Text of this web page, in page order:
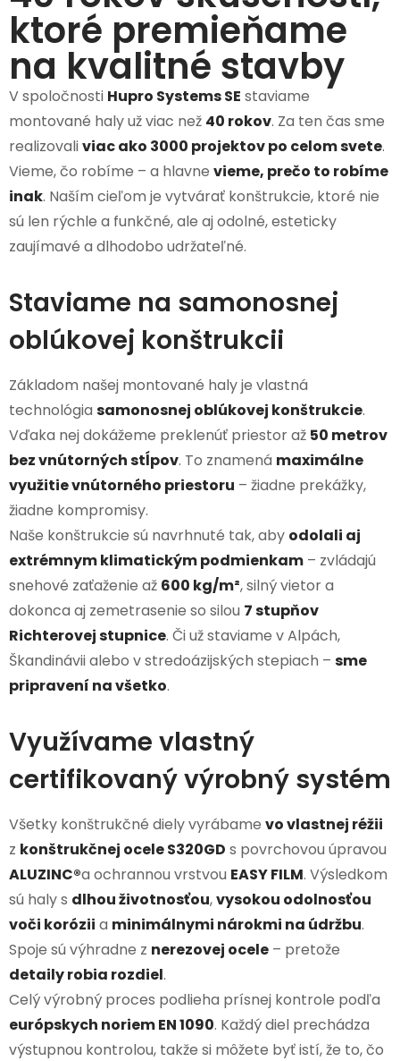
ktoré premieňame
na kvalitné stavby
V spoločnosti Hupro Systems SE staviame
montované haly už viac než 40 rokov. Za ten čas sme
realizovaliviac ako 3000 projektov po celom svete.
Vieme, čo robíme – a hlavne vieme, prečo to robíme
inak. Naším cieľom je vytvárať konštrukcie, ktoré nie
sú len rýchle a funkčné, ale aj odolné, esteticky
zaujímavé a dlhodobo udržateľné.
Staviame na samonosnej
oblúkovej konštrukcii
Základom našej montované haly je vlastná
technológia samonosnej oblúkovej konštrukcie.
Vďaka nej dokážeme preklenúť priestor až 50 metrov
bez vnútorných stĺpov. To znamená maximálne
využitie vnútorného priestoru – žiadne prekážky,
žiadne kompromisy.
Naše konštrukcie sú navrhnuté tak, aby odolali aj
extrémnym klimatickým podmienkam – zvládajú
snehové zaťaženie až 600 kg/m², silný vietor a
dokonca aj zemetrasenie so silou 7 stupňov
Richterovej stupnice. Či už staviame v Alpách,
Škandinávii alebo v stredoázijských stepiach – sme
pripravení na všetko.
Využívame vlastný
certifikovaný výrobný systém
Všetky konštrukčné diely vyrábame vo vlastnej réžii
z konštrukčnej ocele S320GD s povrchovou úpravou
ALUZINC®a ochrannou vrstvou EASY FILM. Výsledkom
sú haly s dlhou životnosťou,vysokou odolnosťou
voči korózii a minimálnymi nárokmi na údržbu.
Spoje sú výhradne z nerezovej ocele – pretože
detaily robia rozdiel.
Celý výrobný proces podlieha prísnej kontrole podľa
európskych noriem EN 1090. Každý diel prechádza
výstupnou kontrolou, takže si môžete byť istí, že to, čo